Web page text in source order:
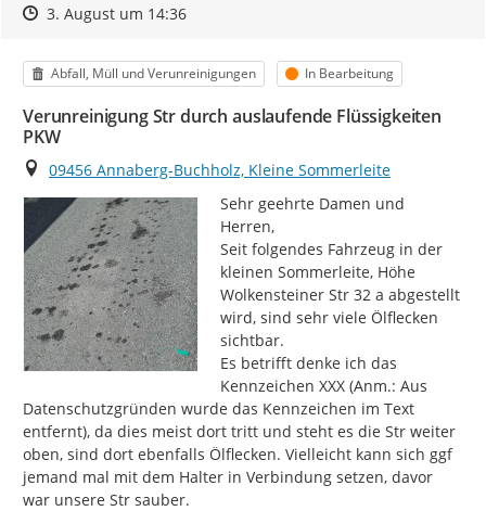
Zeitpunkt des Erstellens
Zeitpunkt des Erstellens
3. August um 14:36Zur Äußerung
Kategorie
Abfall, Müll und Verunreinigungen Status
In Bearbeitung
Verunreinigung Str durch auslaufende Flüssigkeiten
PKW
Ort
09456 Annaberg-Buchholz, Kleine Sommerleite
Sehr geehrte Damen und
Herren,
Seit folgendes Fahrzeug in der
kleinen Sommerleite, Höhe
Wolkensteiner Str 32 a abgestellt
wird, sind sehr viele Ölflecken
sichtbar.
Es betrifft denke ich das
Kennzeichen XXX (Anm.: Aus
Datenschutzgründen wurde das Kennzeichen im Text
entfernt), da dies meist dort tritt und steht es die Str weiter
oben, sind dort ebenfalls Ölflecken. Vielleicht kann sich ggf
jemand mal mit dem Halter in Verbindung setzen, davor
war unsere Str sauber.